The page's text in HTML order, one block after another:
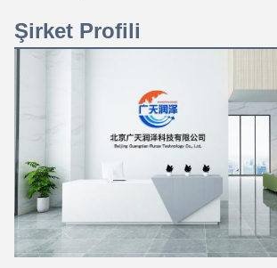
Şirket Profili